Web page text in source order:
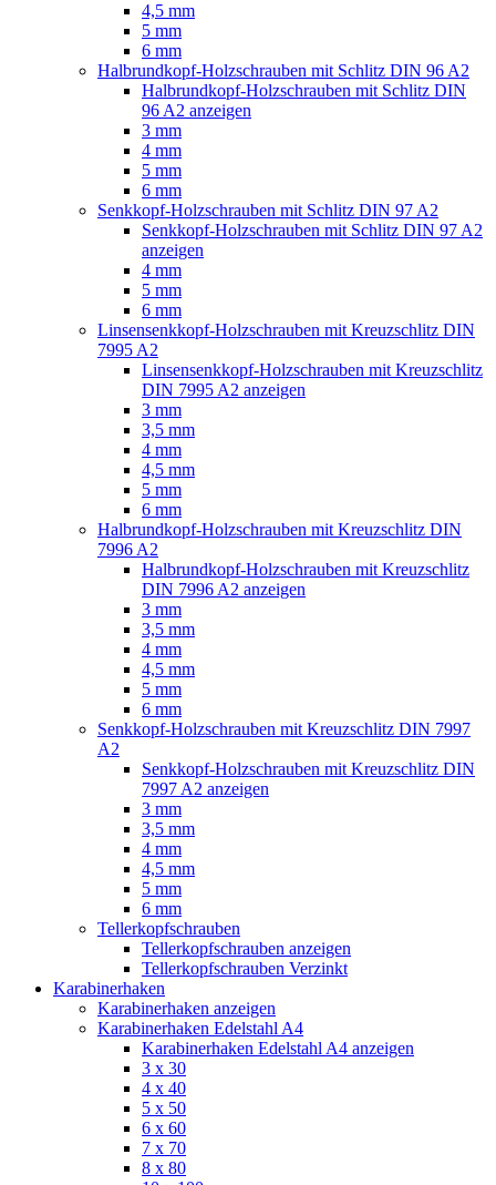
4,5 mm
5 mm
6 mm
Halbrundkopf-Holzschrauben mit Schlitz DIN 96 A2
Halbrundkopf-Holzschrauben mit Schlitz DIN
96 A2 anzeigen
3 mm
4 mm
5 mm
6 mm
Senkkopf-Holzschrauben mit Schlitz DIN 97 A2
Senkkopf-Holzschrauben mit Schlitz DIN 97 A2
anzeigen
4 mm
5 mm
6 mm
Linsensenkkopf-Holzschrauben mit Kreuzschlitz DIN
7995 A2
Linsensenkkopf-Holzschrauben mit Kreuzschlitz
DIN 7995 A2 anzeigen
3 mm
3,5 mm
4 mm
4,5 mm
5 mm
6 mm
Halbrundkopf-Holzschrauben mit Kreuzschlitz DIN
7996 A2
Halbrundkopf-Holzschrauben mit Kreuzschlitz
DIN 7996 A2 anzeigen
3 mm
3,5 mm
4 mm
4,5 mm
5 mm
6 mm
Senkkopf-Holzschrauben mit Kreuzschlitz DIN 7997
A2
Senkkopf-Holzschrauben mit Kreuzschlitz DIN
7997 A2 anzeigen
3 mm
3,5 mm
4 mm
4,5 mm
5 mm
6 mm
Tellerkopfschrauben
Tellerkopfschrauben anzeigen
Tellerkopfschrauben Verzinkt
Karabinerhaken
Karabinerhaken anzeigen
Karabinerhaken Edelstahl A4
Karabinerhaken Edelstahl A4 anzeigen
3 x 30
4 x 40
5 x 50
6 x 60
7 x 70
8 x 80